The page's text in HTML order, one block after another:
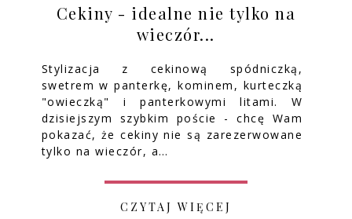
Cekiny - idealne nie tylko na
wieczór...
Stylizacja z cekinową spódniczką,
swetrem w panterkę, kominem, kurteczką
"owieczką" i panterkowymi litami. W
dzisiejszym szybkim poście - chcę Wam
pokazać, że cekiny nie są zarezerwowane
tylko na wieczór, a…
CZYTAJ WIĘCEJ